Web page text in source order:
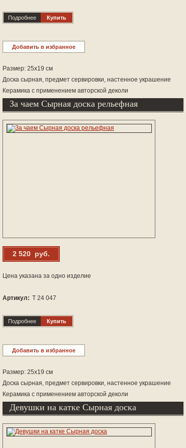
Подробнее Купить
Добавить в избранное
Размер: 25х19 см
Доска сырная, предмет сервировки, настенное украшение
Керамика с применением авторской деколи
За чаем Сырная доска рельефная
2 520 руб.
Цена указана за одно изделие
Артикул: Т 24 047
Подробнее Купить
Добавить в избранное
Размер: 25х19 см
Доска сырная, предмет сервировки, настенное украшение
Керамика с применением авторской деколи
Девушки на катке Сырная доска